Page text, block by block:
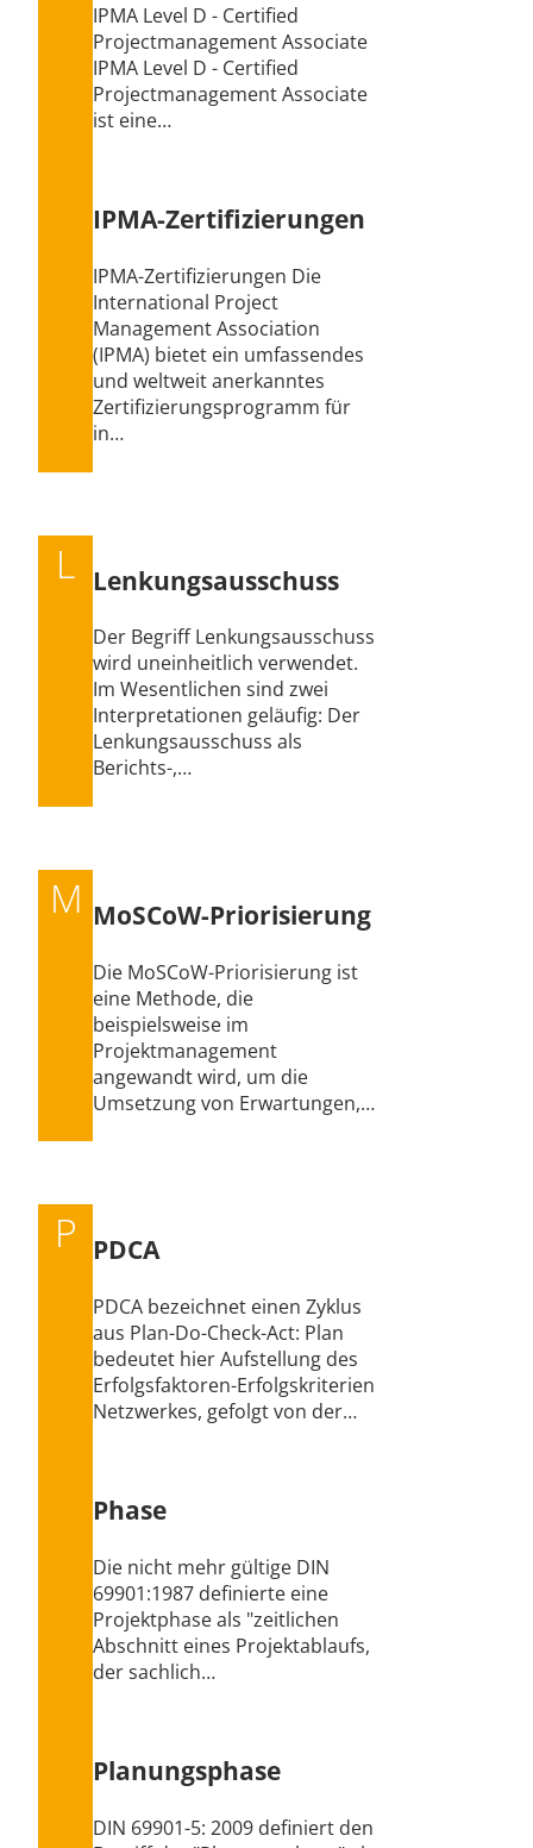
IPMA Level D - Certified
Projectmanagement Associate
IPMA Level D - Certified
Projectmanagement Associate
ist eine…
IPMA-Zertifizierungen
IPMA-Zertifizierungen Die
International Project
Management Association
(IPMA) bietet ein umfassendes
und weltweit anerkanntes
Zertifizierungsprogramm für
in…
L Lenkungsausschuss
Der Begriff Lenkungsausschuss
wird uneinheitlich verwendet.
Im Wesentlichen sind zwei
Interpretationen geläufig: Der
Lenkungsausschuss als
Berichts-,…
M MoSCoW-Priorisierung
Die MoSCoW-Priorisierung ist
eine Methode, die
beispielsweise im
Projektmanagement
angewandt wird, um die
Umsetzung von Erwartungen,…
P PDCA
PDCA bezeichnet einen Zyklus
aus Plan-Do-Check-Act: Plan
bedeutet hier Aufstellung des
Erfolgsfaktoren-Erfolgskriterien
Netzwerkes, gefolgt von der…
Phase
Die nicht mehr gültige DIN
69901:1987 definierte eine
Projektphase als "zeitlichen
Abschnitt eines Projektablaufs,
der sachlich…
Planungsphase
DIN 69901-5: 2009 definiert den